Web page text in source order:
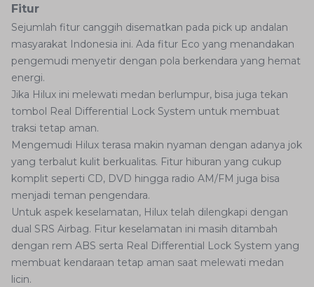
Fitur
Sejumlah fitur canggih disematkan pada pick up andalan
masyarakat Indonesia ini. Ada fitur Eco yang menandakan
pengemudi menyetir dengan pola berkendara yang hemat
energi.
Jika Hilux ini melewati medan berlumpur, bisa juga tekan
tombol Real Differential Lock System untuk membuat
traksi tetap aman.
Mengemudi Hilux terasa makin nyaman dengan adanya jok
yang terbalut kulit berkualitas. Fitur hiburan yang cukup
komplit seperti CD, DVD hingga radio AM/FM juga bisa
menjadi teman pengendara.
Untuk aspek keselamatan, Hilux telah dilengkapi dengan
dual SRS Airbag. Fitur keselamatan ini masih ditambah
dengan rem ABS serta Real Differential Lock System yang
membuat kendaraan tetap aman saat melewati medan
licin.